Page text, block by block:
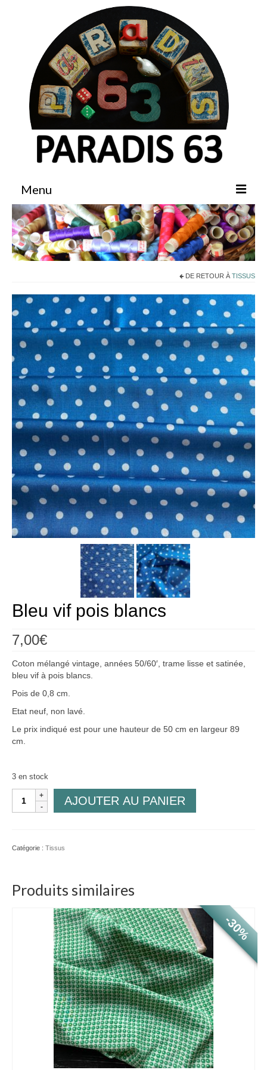
Menu
Accueil
Boutique
Déco
Mobilier
Vaisselle ancienne
Jouets anciens
Tissus
Patchwork
Mercerie
Dressing
Linge ancien
Ephemera
Créations
Blog
Galerie
0,00€
DE RETOUR À TISSUS
Bleu vif pois blancs
7,00€
Coton mélangé vintage, années 50/60′, trame lisse et satinée,
bleu vif à pois blancs.
Pois de 0,8 cm.
Etat neuf, non lavé.
Le prix indiqué est pour une hauteur de 50 cm en largeur 89
cm.
3 en stock
quantité
blancs
AJOUTER AU PANIER
Catégorie : Tissus
Produits similaires
-30%